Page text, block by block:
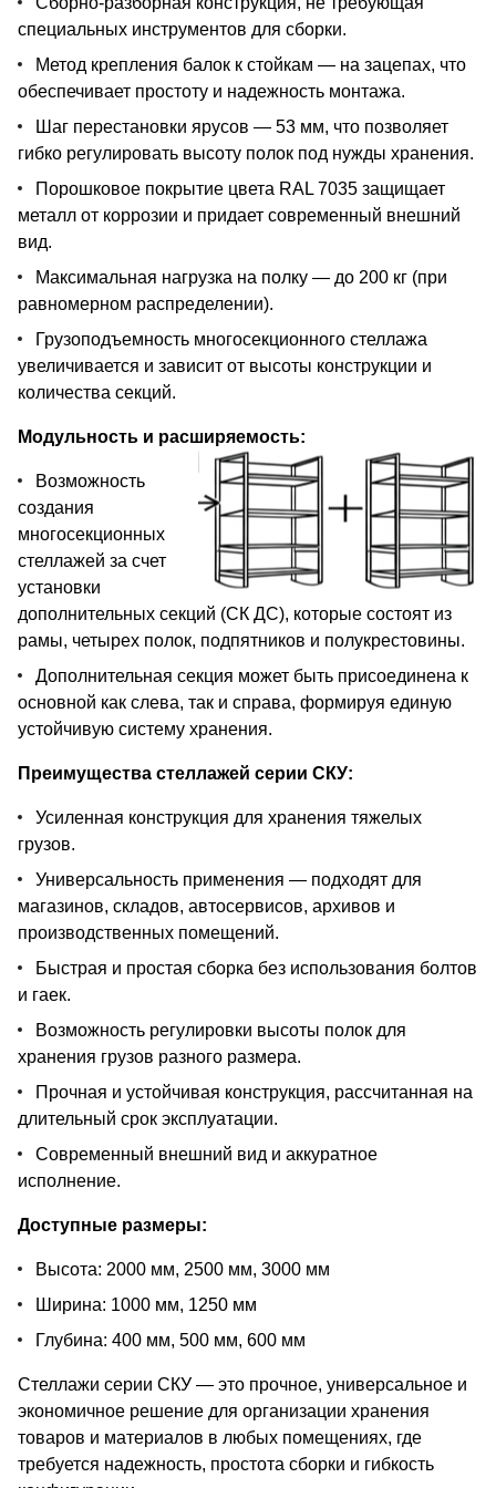
специальных инструментов для сборки.
Метод крепления балок к стойкам — на зацепах, что
обеспечивает простоту и надежность монтажа.
Шаг перестановки ярусов — 53 мм, что позволяет
гибко регулировать высоту полок под нужды хранения.
Порошковое покрытие цвета RAL 7035 защищает
металл от коррозии и придает современный внешний
вид.
Максимальная нагрузка на полку — до 200 кг (при
равномерном распределении).
Грузоподъемность многосекционного стеллажа
увеличивается и зависит от высоты конструкции и
количества секций.
Модульность и расширяемость:
Возможность
создания
многосекционных
стеллажей за счет
установки
дополнительных секций (СК ДС), которые состоят из
рамы, четырех полок, подпятников и полукрестовины.
Дополнительная секция может быть присоединена к
основной как слева, так и справа, формируя единую
устойчивую систему хранения.
Преимущества стеллажей серии СКУ:
Усиленная конструкция для хранения тяжелых
грузов.
Универсальность применения — подходят для
магазинов, складов, автосервисов, архивов и
производственных помещений.
Быстрая и простая сборка без использования болтов
и гаек.
Возможность регулировки высоты полок для
хранения грузов разного размера.
Прочная и устойчивая конструкция, рассчитанная на
длительный срок эксплуатации.
Современный внешний вид и аккуратное
исполнение.
Доступные размеры:
Высота: 2000 мм, 2500 мм, 3000 мм
Ширина: 1000 мм, 1250 мм
Глубина: 400 мм, 500 мм, 600 мм
Стеллажи серии СКУ — это прочное, универсальное и
экономичное решение для организации хранения
товаров и материалов в любых помещениях, где
требуется надежность, простота сборки и гибкость